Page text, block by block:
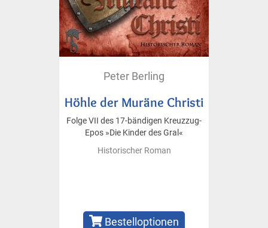
Peter Berling
Höhle der Muräne Christi
Folge VII des 17-bändigen Kreuzzug-
Epos »Die Kinder des Gral«
Historischer Roman
Bestelloptionen